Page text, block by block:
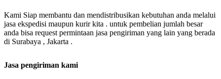
Kami Siap membantu dan mendistribusikan kebutuhan anda melalui
jasa ekspedisi maupun kurir kita . untuk pembelian jumlah besar
anda bisa request permintaan jasa pengiriman yang lain yang berada
di Surabaya , Jakarta .
Jasa pengiriman kami